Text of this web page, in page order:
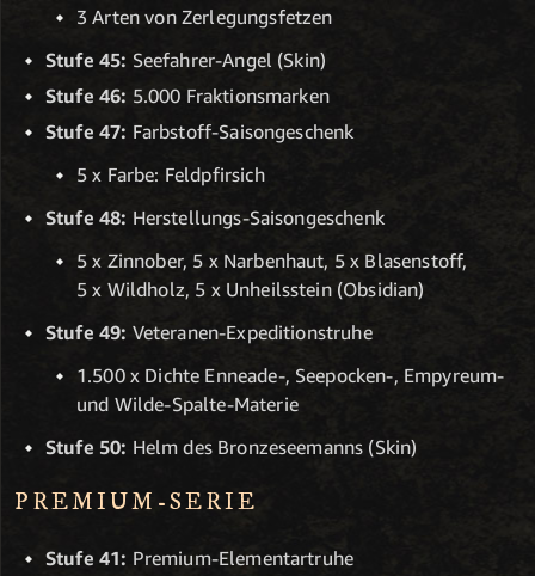
3 Arten von Zerlegungsfetzen
Stufe 45: Seefahrer-Angel (Skin)
Stufe 46: 5.000 Fraktionsmarken
Stufe 47: Farbstoff-Saisongeschenk
5 x Farbe: Feldpfirsich
Stufe 48: Herstellungs-Saisongeschenk
5 x Zinnober, 5 x Narbenhaut, 5 x Blasenstoff,
5 x Wildholz, 5 x Unheilsstein (Obsidian)
Stufe 49: Veteranen-Expeditionstruhe
1.500 x Dichte Enneade-, Seepocken-, Empyreum-
und Wilde-Spalte-Materie
Stufe 50: Helm des Bronzeseemanns (Skin)
PREMIUM-SERIE
Stufe 41: Premium-Elementartruhe